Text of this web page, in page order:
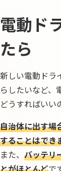
電動ド
たら
新しい電動ドラ
らしたいなど、
どうすればいい
自治体に出す場
することはでき
また、 バッテリ